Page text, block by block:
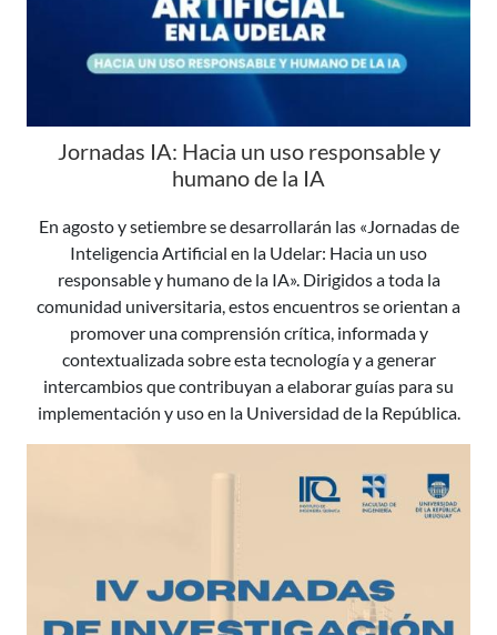
Jornadas IA: Hacia un uso responsable y
humano de la IA
En agosto y setiembre se desarrollarán las «Jornadas de
Inteligencia Artificial en la Udelar: Hacia un uso
responsable y humano de la IA». Dirigidos a toda la
comunidad universitaria, estos encuentros se orientan a
promover una comprensión crítica, informada y
contextualizada sobre esta tecnología y a generar
intercambios que contribuyan a elaborar guías para su
implementación y uso en la Universidad de la República.